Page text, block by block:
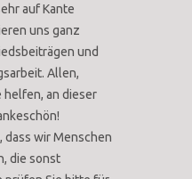
auf Kante
uns ganz
und
Allen,
helfen, an dieser
dass wir Menschen
die sonst